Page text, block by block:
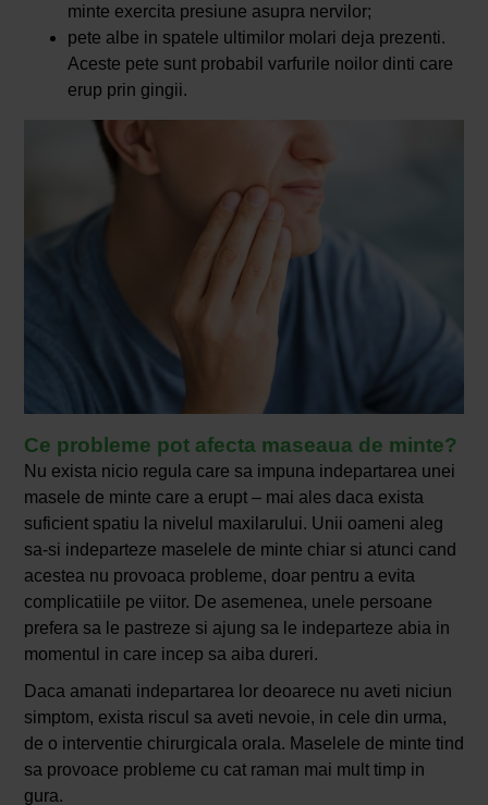
minte exercita presiune asupra nervilor;
pete albe in spatele ultimilor molari deja prezenti.
Aceste pete sunt probabil varfurile noilor dinti care
erup prin gingii.
Ce probleme pot afecta maseaua de minte?
Nu exista nicio regula care sa impuna indepartarea unei
masele de minte care a erupt – mai ales daca exista
suficient spatiu la nivelul maxilarului. Unii oameni aleg
sa-si indeparteze maselele de minte chiar si atunci cand
acestea nu provoaca probleme, doar pentru a evita
complicatiile pe viitor. De asemenea, unele persoane
prefera sa le pastreze si ajung sa le indeparteze abia in
momentul in care incep sa aiba dureri.
Daca amanati indepartarea lor deoarece nu aveti niciun
simptom, exista riscul sa aveti nevoie, in cele din urma,
de o interventie chirurgicala orala. Maselele de minte tind
sa provoace probleme cu cat raman mai mult timp in
gura.